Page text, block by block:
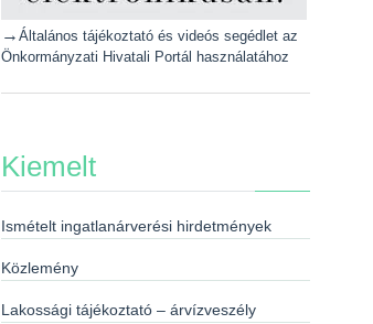
→ Általános tájékoztató és videós segédlet az
Önkormányzati Hivatali Portál használatához
Kiemelt
Ismételt ingatlanárverési hirdetmények
Közlemény
Lakossági tájékoztató – árvízveszély